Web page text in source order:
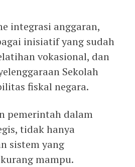
integrasi anggaran,
inisiatif yang sudah
vokasional, dan
Sekolah
fiskal negara.
pemerintah dalam
tidak hanya
sistem yang
mampu.